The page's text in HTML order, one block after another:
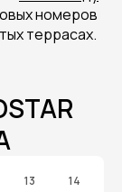
номеров
террасах.
13 14